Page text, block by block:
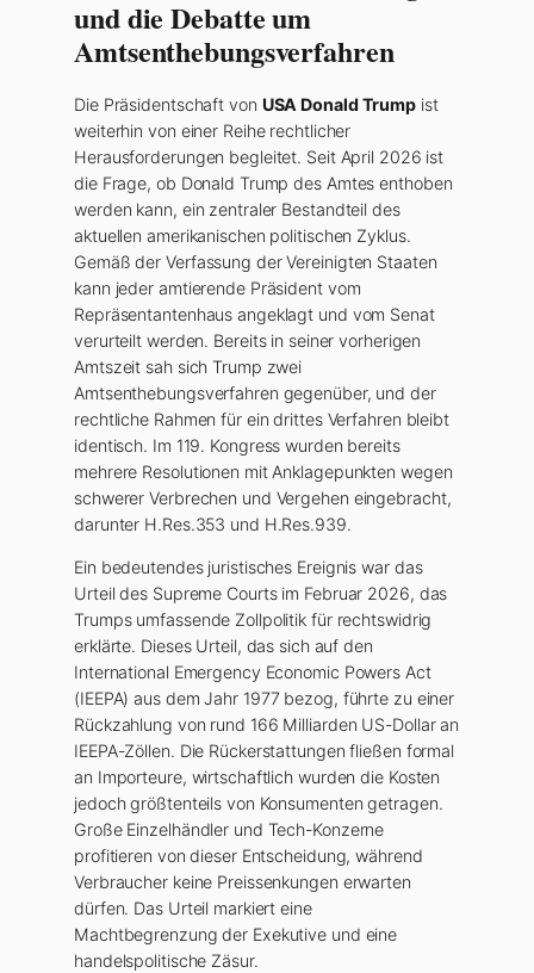
und die Debatte um
Amtsenthebungsverfahren
Die Präsidentschaft von USA Donald Trump ist
weiterhin von einer Reihe rechtlicher
Herausforderungen begleitet. Seit April 2026 ist
die Frage, ob Donald Trump des Amtes enthoben
werden kann, ein zentraler Bestandteil des
aktuellen amerikanischen politischen Zyklus.
Gemäß der Verfassung der Vereinigten Staaten
kann jeder amtierende Präsident vom
Repräsentantenhaus angeklagt und vom Senat
verurteilt werden. Bereits in seiner vorherigen
Amtszeit sah sich Trump zwei
Amtsenthebungsverfahren gegenüber, und der
rechtliche Rahmen für ein drittes Verfahren bleibt
identisch. Im 119. Kongress wurden bereits
mehrere Resolutionen mit Anklagepunkten wegen
schwerer Verbrechen und Vergehen eingebracht,
darunter H.Res.353 und H.Res.939.
Ein bedeutendes juristisches Ereignis war das
Urteil des Supreme Courts im Februar 2026, das
Trumps umfassende Zollpolitik für rechtswidrig
erklärte. Dieses Urteil, das sich auf den
International Emergency Economic Powers Act
(IEEPA) aus dem Jahr 1977 bezog, führte zu einer
Rückzahlung von rund 166 Milliarden US-Dollar an
IEEPA-Zöllen. Die Rückerstattungen fließen formal
an Importeure, wirtschaftlich wurden die Kosten
jedoch größtenteils von Konsumenten getragen.
Große Einzelhändler und Tech-Konzerne
profitieren von dieser Entscheidung, während
Verbraucher keine Preissenkungen erwarten
dürfen. Das Urteil markiert eine
Machtbegrenzung der Exekutive und eine
handelspolitische Zäsur.